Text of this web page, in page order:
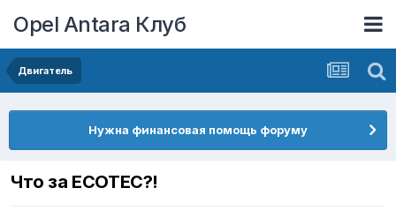
Opel Antara Клуб
Двигатель
Нужна финансовая помощь форуму
Что за ECOTEC?!